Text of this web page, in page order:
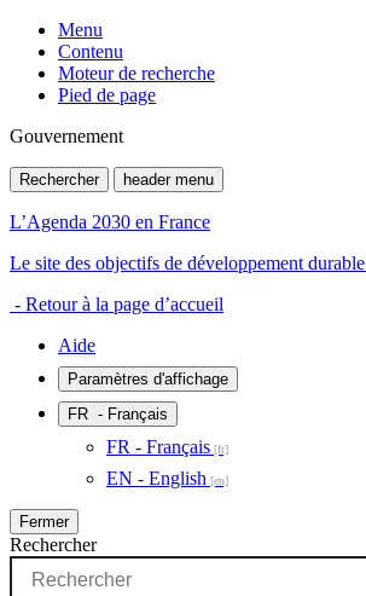
Menu
Contenu
Moteur de recherche
Pied de page
Gouvernement
Rechercher header menu
L’Agenda 2030 en France
Le site des objectifs de développement
- Retour à la page d’accueil
Aide
Paramètres d'affichage
FR - Français
FR - Français
EN - English
Fermer
Rechercher